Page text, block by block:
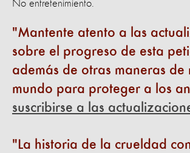
No entretenimiento.
Mantente atento a las
sobre el progreso de esta
además de otras maneras de
mundo para proteger a los
suscribirse a las actualizac
La historia de la crueldad